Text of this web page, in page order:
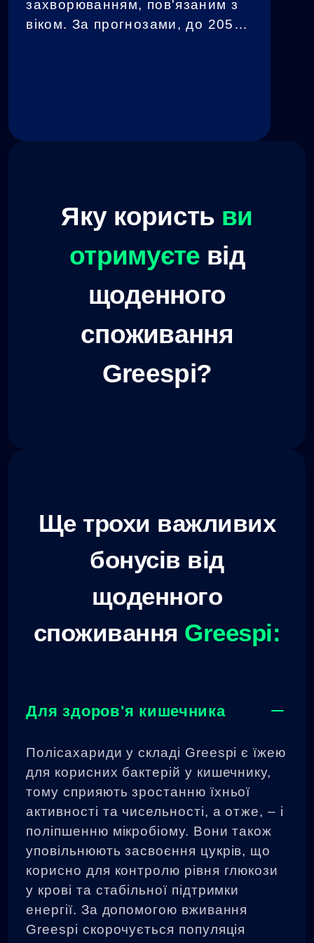
захворюванням, пов'язаним з
віком. За прогнозами, до 2050
Яку користь ви
отримуєте від
щоденного
споживання
Greespi?
Ще трохи важливих
бонусів від
щоденного
споживання Greespi:
Для здоров'я кишечника
Полісахариди у складі Greespi є їжею
для корисних бактерій у кишечнику,
тому сприяють зростанню їхньої
активності та чисельності, а отже, – і
поліпшенню мікробіому. Вони також
уповільнюють засвоєння цукрів, що
корисно для контролю рівня глюкози
у крові та стабільної підтримки
енергії. За допомогою вживання
Greespi скорочується популяція